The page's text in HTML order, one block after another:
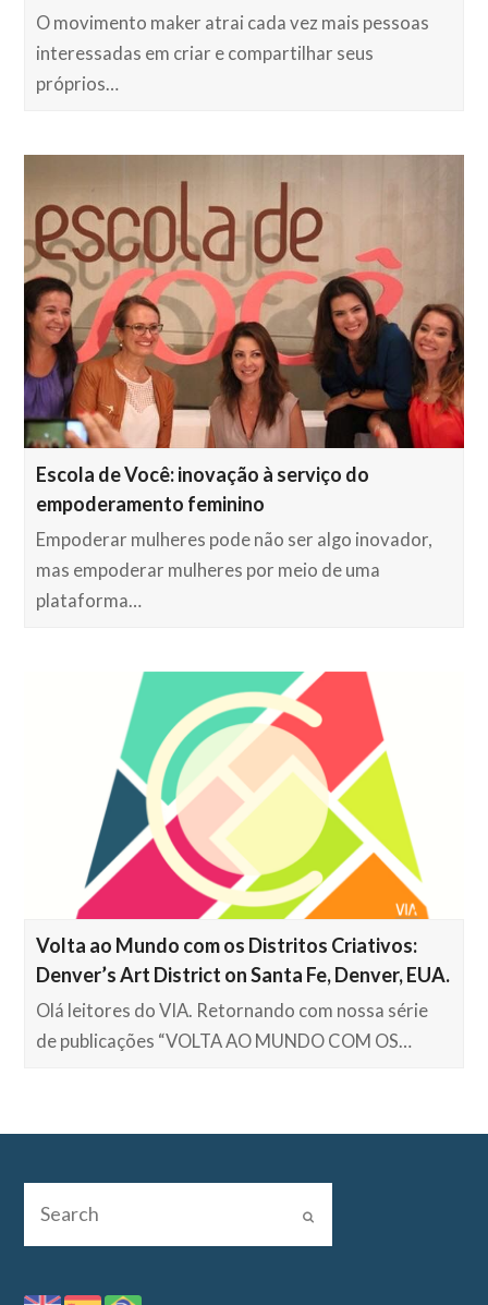
O movimento maker atrai cada vez mais pessoas
interessadas em criar e compartilhar seus
próprios…
Escola de Você: inovação à serviço do
empoderamento feminino
Empoderar mulheres pode não ser algo inovador,
mas empoderar mulheres por meio de uma
plataforma…
Volta ao Mundo com os Distritos Criativos:
Denver’s Art District on Santa Fe, Denver, EUA.
Olá leitores do VIA. Retornando com nossa série
de publicações “VOLTA AO MUNDO COM OS…